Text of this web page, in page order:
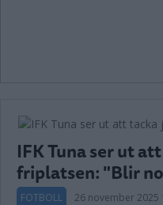
IFK Tuna ser ut
friplatsen: "Blir
FOTBOLL 26 november 2025